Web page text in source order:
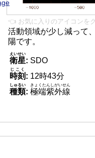
👈 お気に入りのアイコンを
活動領域が少し減って
陽です。
衛星
えいせい
: SDO
時刻
じこく
: 12時43分
種類
しゅるい
: 極端紫外線
きょくたんしがいせん